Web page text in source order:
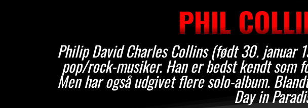
PHIL
Philip David Charles Collins (født 30. januar
pop/rock-musiker. Han er bedst kendt som
Men har også udgivet flere solo-album.
Day in